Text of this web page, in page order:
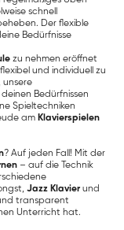
schnell
Der flexible
Bedürfnisse
zu nehmen eröffnet
flexibel und individuell zu
, unsere
Bedürfnissen
Spieltechniken
am Klavierspielen
? Auf jeden Fall! Mit der
– auf die Technik
Jazz Klavier und
transparent
Unterricht hat.